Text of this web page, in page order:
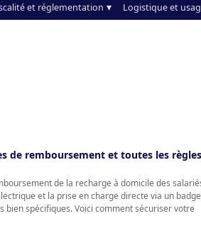
et réglementation Logistique et
de remboursement et toutes les règles
de la recharge à domicile des
et la prise en charge directe via un badge
bien spécifiques. Voici comment sécuriser votre